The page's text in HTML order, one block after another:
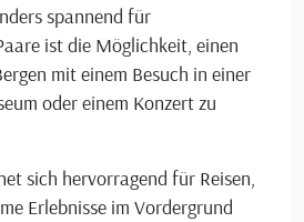
spannend für
ist die Möglichkeit, einen
mit einem Besuch in einer
oder einem Konzert zu
sich hervorragend für Reisen,
Erlebnisse im Vordergrund